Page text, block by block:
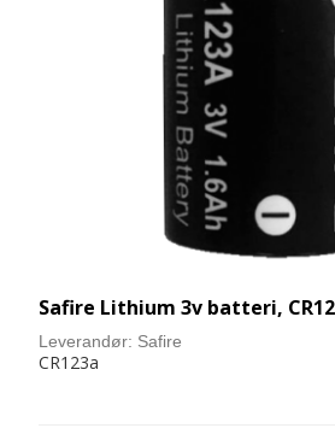
Safire Lithium 3v batteri,
Leverandør: Safire
CR123a